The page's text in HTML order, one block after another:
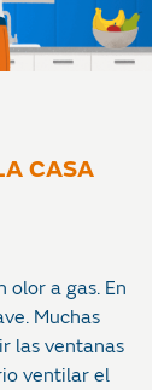
CASA
olor a gas. En
Muchas
las ventanas
ventilar el